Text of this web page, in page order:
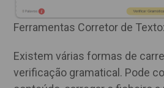
Ferramentas Corretor de
Existem várias formas de
verificação gramatical. Pode